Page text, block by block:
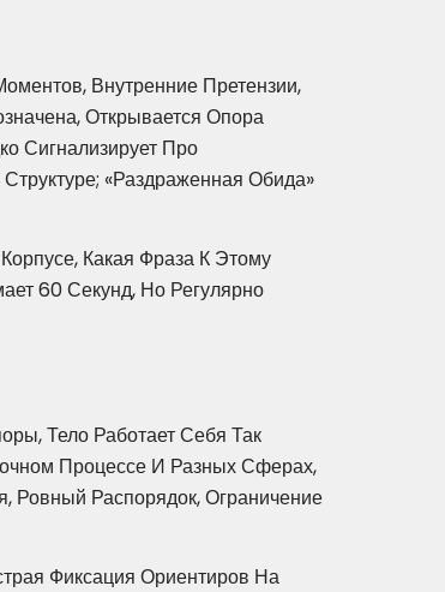
Внутренние Претензии,
Открывается Опора
Сигнализирует Про
«раздраженная Обида»
Какая Фраза К Этому
60 Секунд, Но Регулярно
Тело Работает Себя Так
Процессе И Разных Сферах,
Ровный Распорядок, Ограничение
Фиксация Ориентиров На